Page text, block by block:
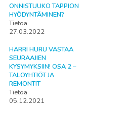
ONNISTUUKO TAPPION
HYÖDYNTÄMINEN?
Tietoa
27.03.2022
HARRI HURU VASTAA
SEURAAJIEN
KYSYMYKSIIN! OSA 2 –
TALOYHTIÖT JA
REMONTIT
Tietoa
05.12.2021